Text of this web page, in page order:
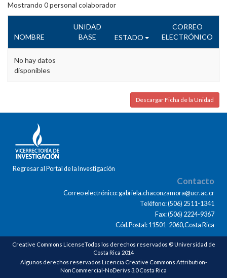
Mostrando 0personal colaborador
NOMBRE
UNIDAD
BASE
ESTADO
CORREO
ELECTRÓNICO
No hay datos
disponibles
Descargar Ficha de la Unidad
Regresar al Portal de la Investigación
Contacto
Correo electrónico: gabriela.chaconzamora@ucr.ac.cr
Teléfono: (506) 2511-1341
Fax: (506) 2224-9367
Cód.Postal: 11501-2060,Costa Rica
Creative Commons LicenseTodos los derechos reservados © Universidad de
Costa Rica 2014
Algunos derechos reservados Licencia Creative Commons Attribution-
NonCommercial-NoDerivs 3.0 Costa Rica